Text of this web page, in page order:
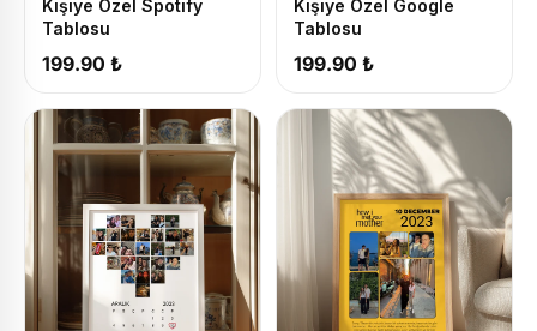
Kişiye Özel Spotify
Tablosu
199.90 ₺
Kişiye Özel Google
Tablosu
199.90 ₺